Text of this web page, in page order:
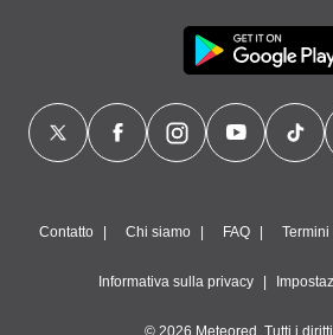
Contatto Chi siamo FAQ
Informativa sulla privacy
© 2026 Meteored. Tutti i